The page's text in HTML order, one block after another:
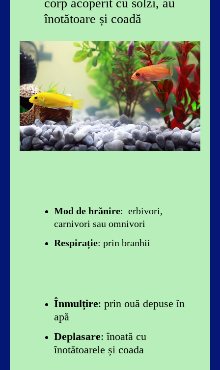
corp acoperit cu solzi, au
înotătoare și coadă
Mod de hrănire: erbivori,
carnivori sau omnivori
Respirație: prin branhii
Înmulțire: prin ouă depuse în
apă
Deplasare: înoată cu
înotătoarele și coada